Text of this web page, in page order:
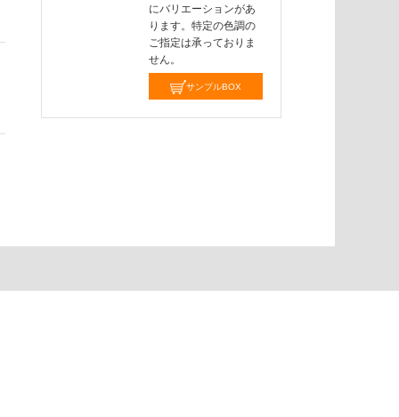
にバリエーションがあ
ります。特定の色調の
ご指定は承っておりま
せん。
サンプルBOX